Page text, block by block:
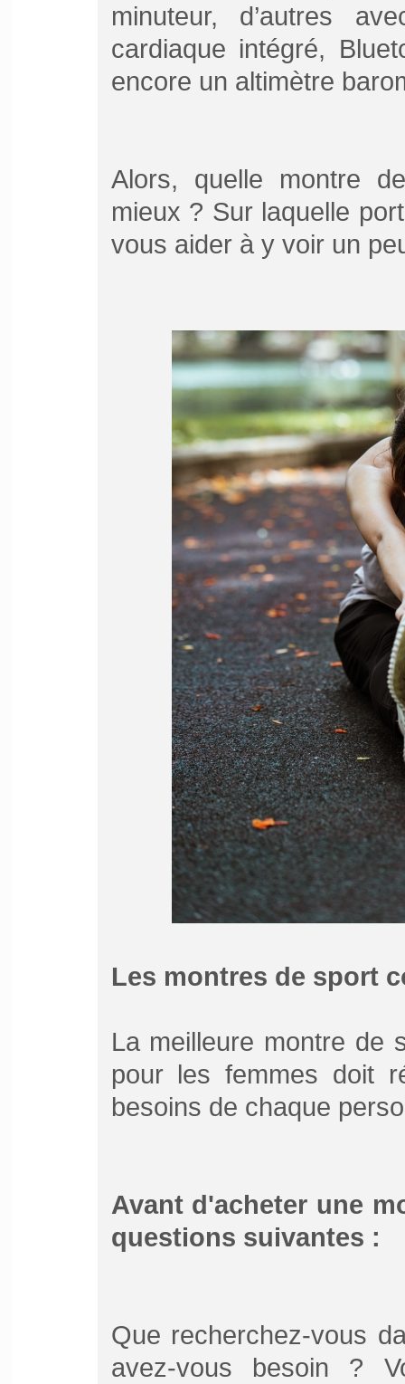
minuteur, d’autres
cardiaque intégré,
encore un altimètre
Alors, quelle montre
mieux ? Sur laquelle
vous aider à y voir un
Les montres de sport
La meilleure montre de
pour les femmes doit
besoins de chaque
Avant d'acheter une
questions suivantes :
Que recherchez-vous
avez-vous besoin ?